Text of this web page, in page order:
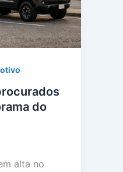
do
alta no